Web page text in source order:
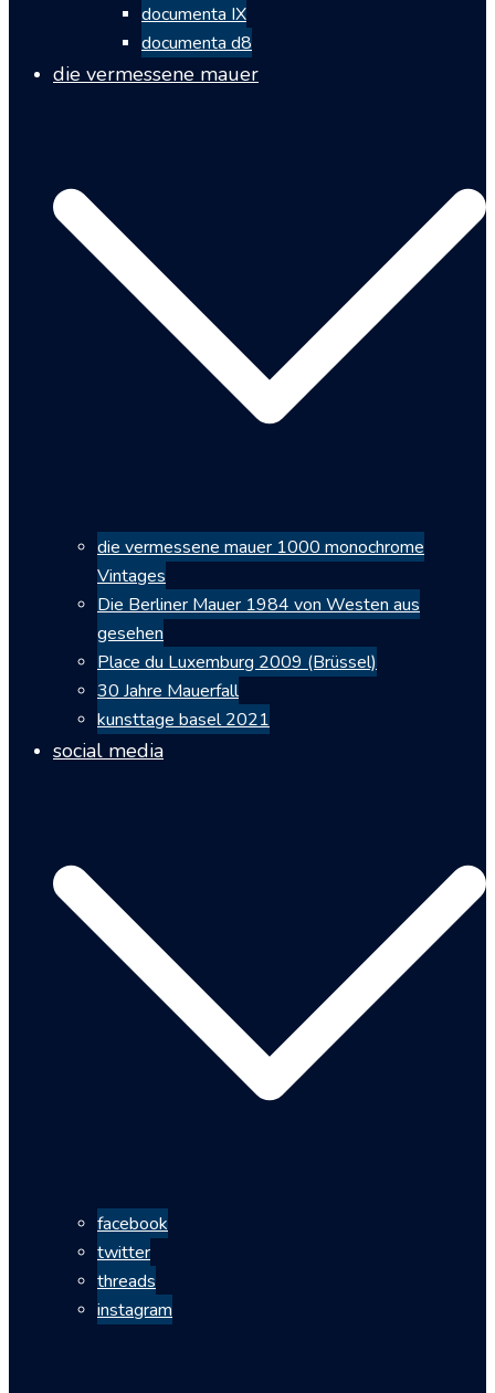
documenta IX
documenta d8
die vermessene mauer
die vermessene mauer 1000 monochrome
Vintages
Die Berliner Mauer 1984 von Westen aus
gesehen
Place du Luxemburg 2009 (Brüssel)
30 Jahre Mauerfall
kunsttage basel 2021
social media
facebook
twitter
threads
instagram